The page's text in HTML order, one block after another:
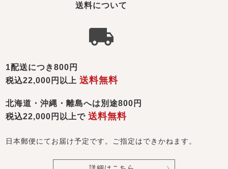
送料について
1配送につき800円
税込22,000円以上送料無料
北海道・沖縄・離島へは別途800円
税込22,000円以上で送料無料
日本郵便にてお届け予定です。ご指定はできかねます。